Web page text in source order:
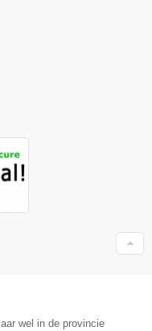
wel in de provincie